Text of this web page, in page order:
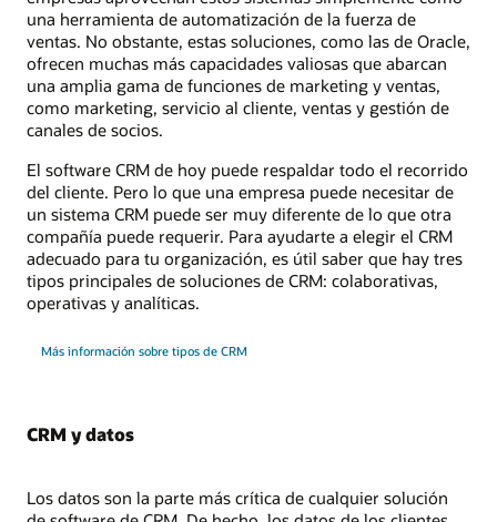
una herramienta de automatización de la fuerza de
ventas. No obstante, estas soluciones, como las de Oracle,
ofrecen muchas más capacidades valiosas que abarcan
una amplia gama de funciones de marketing y ventas,
como marketing, servicio al cliente, ventas y gestión de
canales de socios.
El software CRM de hoy puede respaldar todo el recorrido
del cliente. Pero lo que una empresa puede necesitar de
un sistema CRM puede ser muy diferente de lo que otra
compañía puede requerir. Para ayudarte a elegir el CRM
adecuado para tu organización, es útil saber que hay tres
tipos principales de soluciones de CRM: colaborativas,
operativas y analíticas.
Más información sobre tipos de CRM
CRM y datos
Los datos son la parte más crítica de cualquier solución